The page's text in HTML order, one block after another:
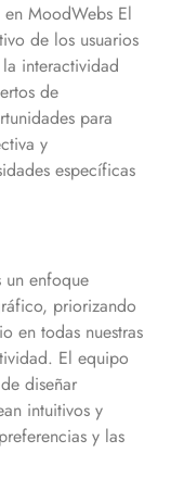
MoodWebs El
de los usuarios
interactividad
de
para
y
específicas
un enfoque
priorizando
en todas nuestras
El equipo
diseñar
intuitivos y
y las